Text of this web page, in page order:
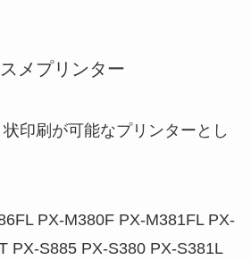
メプリンター
印刷が可能なプリンターとし
PX-M380F PX-M381FL PX-
PX-S885 PX-S380 PX-S381L